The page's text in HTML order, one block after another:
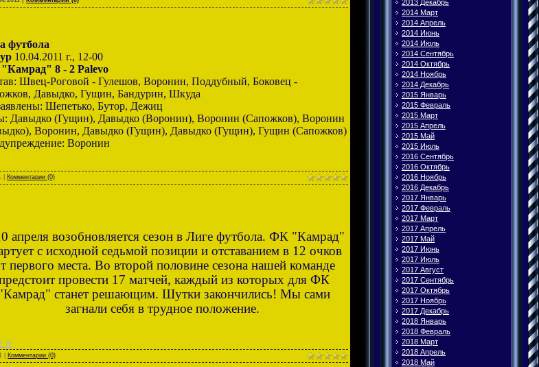
футбола
10.04.2011 г., 12-00
8 - 2 Palevo
Швец-Роговой - Гулешов, Воронин, Поддубный, Боковец -
Давыдко, Гущин, Бандурин, Шкуда
Шепетько, Бутор, Дежиц
Давыдко (Гущин), Давыдко (Воронин), Воронин (Сапожков), Воронин
Воронин, Давыдко (Гущин), Давыдко (Гущин), Гущин (Сапожков)
Воронин
Комментарии (0)
апреля возобновляется сезон в Лиге футбола. ФК "Камрад"
с исходной седьмой позиции и отставанием в 12 очков
первого места. Во второй половине сезона нашей команде
провести 17 матчей, каждый из которых для ФК
станет решающим. Шутки закончились! Мы сами
загнали себя в трудное положение.
»
Комментарии (0)
2013 Декабрь
2014 Март
2014 Апрель
2014 Июнь
2014 Июль
2014 Сентябрь
2014 Октябрь
2014 Ноябрь
2014 Декабрь
2015 Январь
2015 Февраль
2015 Март
2015 Апрель
2015 Май
2015 Июль
2016 Сентябрь
2016 Октябрь
2016 Ноябрь
2016 Декабрь
2017 Январь
2017 Февраль
2017 Март
2017 Апрель
2017 Май
2017 Июнь
2017 Июль
2017 Август
2017 Сентябрь
2017 Октябрь
2017 Ноябрь
2017 Декабрь
2018 Январь
2018 Февраль
2018 Март
2018 Апрель
2018 Май